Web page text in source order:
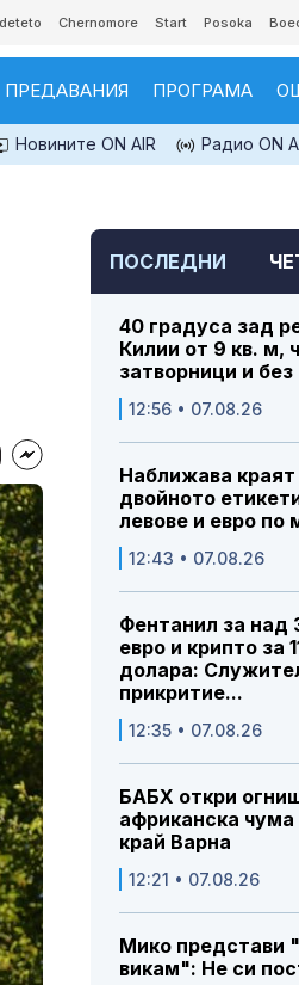
Chernomore Start Posoka
ПРЕДАВАНИЯ ПРОГРАМА
Новините ON AIR Радио ON
ПОСЛЕДНИ
40 градуса зад
Килии от 9 кв. м,
затворници и
12:56 • 07.08.26
Наближава краят
двойното
левове и евро по
12:43 • 07.08.26
Фентанил за над
евро и крипто за
долара:
прикритие...
12:35 • 07.08.26
БАБХ откри
африканска чума
край Варна
12:21 • 07.08.26
Мико представи
викам": Не си